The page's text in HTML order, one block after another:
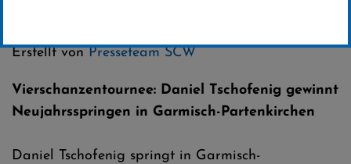
Erstellt vonPresseteam SCW
Vierschanzentournee: Daniel Tschofenig gewinnt
Neujahrsspringen in Garmisch-Partenkirchen
Daniel Tschofenig springt in Garmisch-